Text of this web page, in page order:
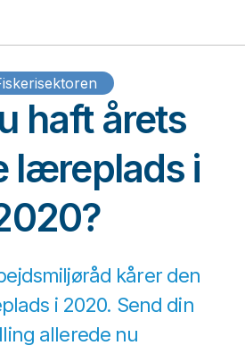
haft årets
læreplads i
kårer den
i 2020. Send din
allerede nu